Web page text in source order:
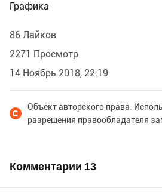
Графика
86 Лайков
2271 Просмотр
14 Ноябрь 2018, 22:19
Объект авторского права.
разрешения правообладателя
Комментарии 13